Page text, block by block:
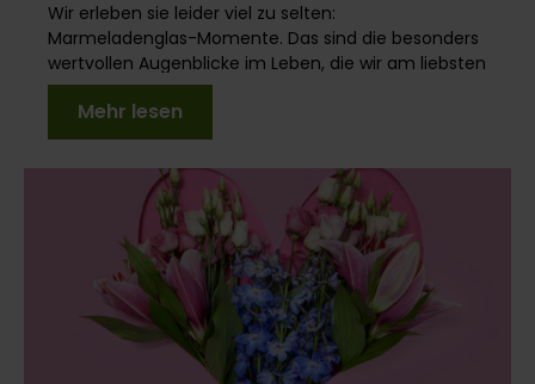
Wir erleben sie leider viel zu selten:
Marmeladenglas-Momente. Das sind die besonders
wertvollen Augenblicke im Leben, die wir am liebsten
wie Marmela...
Mehr lesen